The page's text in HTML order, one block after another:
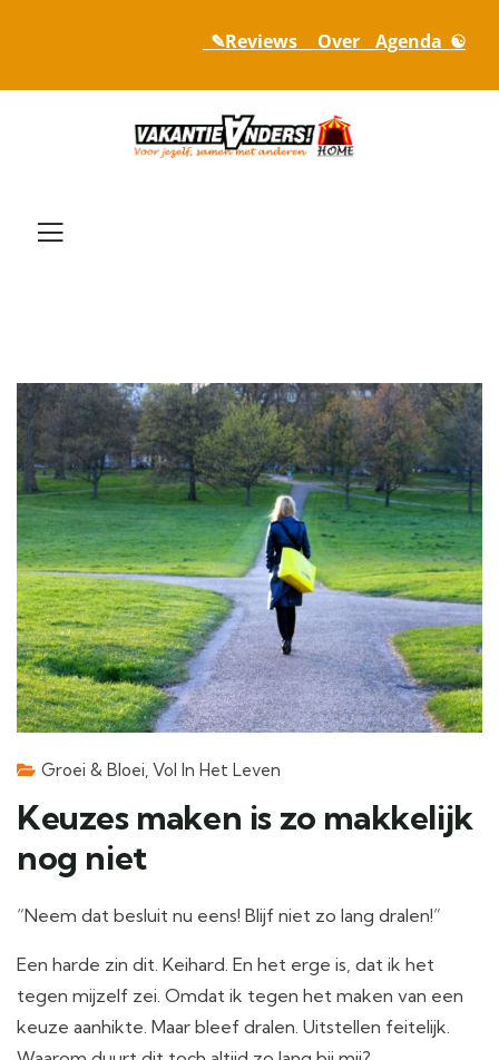
_✎Reviews_ _ Over_ _Agenda_☯
Groei & Bloei Vol In Het Leven
Keuzes maken is zo makkelijk
nog niet
“Neem dat besluit nu eens! Blijf niet zo lang dralen!”
Een harde zin dit. Keihard. En het erge is, dat ik het
tegen mijzelf zei. Omdat ik tegen het maken van een
keuze aanhikte. Maar bleef dralen. Uitstellen feitelijk.